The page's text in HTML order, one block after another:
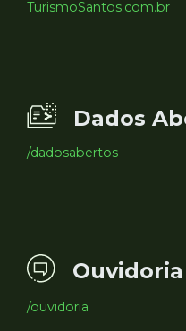
TurismoSantos.com.br
Dados
/dadosabertos
Ouvidoria
/ouvidoria